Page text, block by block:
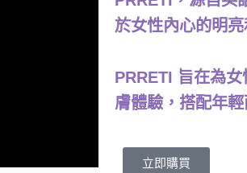
於女性內心的明
PRRETI 旨在為
膚體驗，搭配年
立即購買